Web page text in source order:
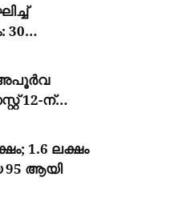
ന്
അപൂർവ
12-ന്
1.6 ലക്ഷം
95 ആയി